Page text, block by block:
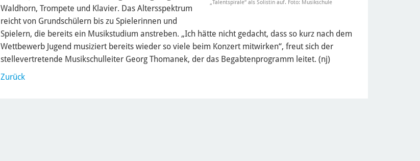
„Talentspirale“ als Solistin auf. Foto: Musikschule
Waldhorn, Trompete und Klavier. Das Altersspektrum
reicht von Grundschülern bis zu Spielerinnen und
Spielern, die bereits ein Musikstudium anstreben. „Ich hätte nicht gedacht, dass so kurz nach dem
Wettbewerb Jugend musiziert bereits wieder so viele beim Konzert mitwirken“, freut sich der
stellevertretende Musikschulleiter Georg Thomanek, der das Begabtenprogramm leitet. (nj)
Zurück